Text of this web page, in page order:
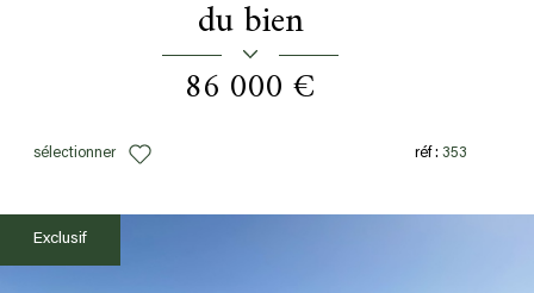
du bien
86 000 €
sélectionner réf : 353
Exclusif